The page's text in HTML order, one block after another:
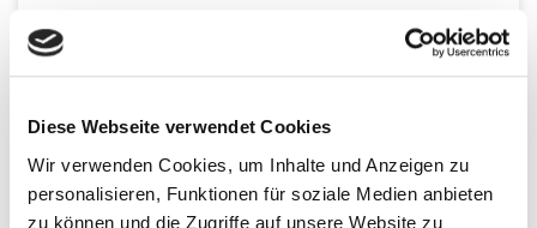
Diese Webseite verwendet Cookies
Wir verwenden Cookies, um Inhalte und Anzeigen zu
personalisieren, Funktionen für soziale Medien anbieten
zu können und die Zugriffe auf unsere Website zu
die falschen Detox-Produkte sogar das Gegenteil
bewirken können
Ernährung, die deine Entgiftung unterstützt: